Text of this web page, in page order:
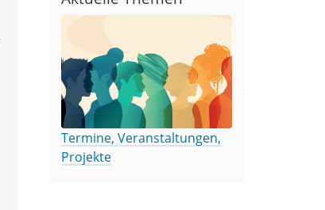
Termine, Veranstaltungen,
Projekte